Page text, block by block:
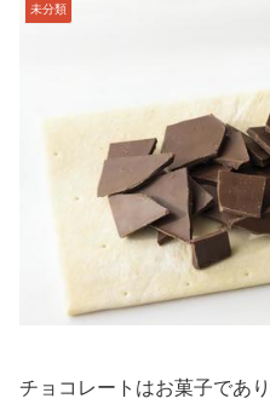
未分類
チョコレートはお菓子であ